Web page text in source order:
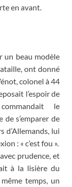
en avant.
un beau modèle
ont donné
colonel à 44
l’espoir de
le
de s’emparer de
d’Allemands, lui
: « c’est fou ».
prudence, et
à la lisière du
temps, un